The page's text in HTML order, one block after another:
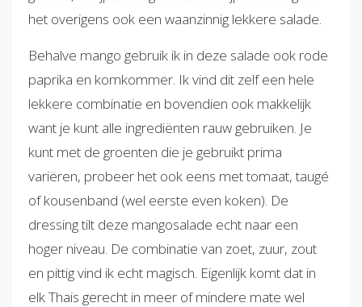
het overigens ook een waanzinnig lekkere salade.
Behalve mango gebruik ik in deze salade ook rode
paprika en komkommer. Ik vind dit zelf een hele
lekkere combinatie en bovendien ook makkelijk
want je kunt alle ingrediënten rauw gebruiken. Je
kunt met de groenten die je gebruikt prima
variëren, probeer het ook eens met tomaat, taugé
of kousenband (wel eerste even koken). De
dressing tilt deze mangosalade echt naar een
hoger niveau. De combinatie van zoet, zuur, zout
en pittig vind ik echt magisch. Eigenlijk komt dat in
elk Thais gerecht in meer of mindere mate wel